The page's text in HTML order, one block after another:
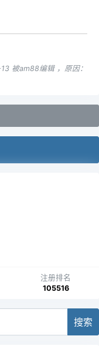
被am88编辑 ，原因：
注册排名
105516
搜索